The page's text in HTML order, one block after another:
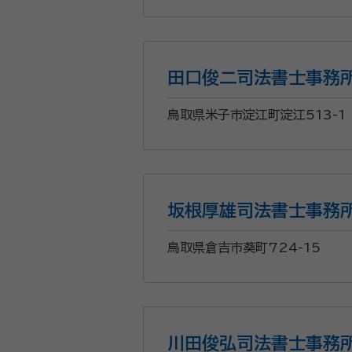
田口俊二司法書士事務
鳥取県米子市淀江町淀江513-1
坂根厚雄司法書士事務
鳥取県倉吉市葵町724-15
川田俊弘司法書士事務